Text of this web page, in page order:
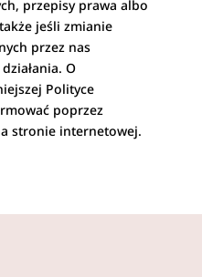
przepisy prawa albo
jeśli zmianie
przez nas
O
Polityce
poprzez
stronie internetowej.